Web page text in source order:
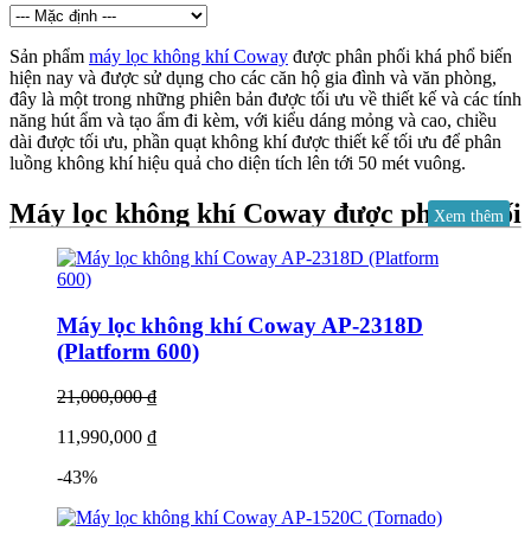
Sản phẩm máy lọc không khí Coway được phân phối khá phổ biến
hiện nay và được sử dụng cho các căn hộ gia đình và văn phòng,
đây là một trong những phiên bản được tối ưu về thiết kế và các tính
năng hút ẩm và tạo ẩm đi kèm, với kiểu dáng mỏng và cao, chiều
dài được tối ưu, phần quạt không khí được thiết kế tối ưu để phân
luồng không khí hiệu quả cho diện tích lên tới 50 mét vuông.
Máy lọc không khí Coway được phân phối
chính thức tại Việt Nam.
Thiết bị Air Care thương hiệu Coway với thiết kế nhỏ gọn và thông
minh, rất tiện dụng cho người tiêu dùng. Máy lọc không khí có hệ
thống màng lọc đặc biệt loại bỏ 99,9% khói, bụi siêu nhỏ, mùi khó
chịu, virus, vi khuẩn gây hại cho sức khỏe. Là một trong những
các sản phẩm máy hút ẩm & máy lọc không khí kết hợp thêm
với những gia đình có trẻ nhỏ bởi nó mang đến cho những gia đình
này không gian sống vừa trong lành vừa tiện nghi.
Xem thêm
Máy lọc không khí Coway AP-2318D
(Platform 600)
21,000,000 ₫
11,990,000 ₫
-43%